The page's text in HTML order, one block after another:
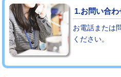
コンクリート斫り（厚さ10㎝超え
モルタル補修（厚さ10㎝まで）
モルタル補修（厚さ10㎝超え）
追加人工
1.お問い合わ
お電話または
ください。